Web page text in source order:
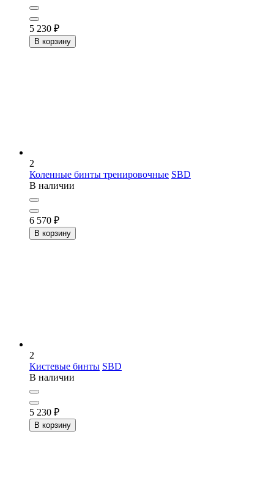
5 230 ₽
В корзину
2
Коленные бинты тренировочные SBD
В наличии
6 570 ₽
В корзину
2
Кистевые бинты SBD
В наличии
5 230 ₽
В корзину